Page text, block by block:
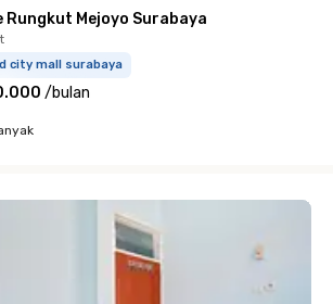
Rungkut Mejoyo Surabaya
city mall surabaya
/bulan